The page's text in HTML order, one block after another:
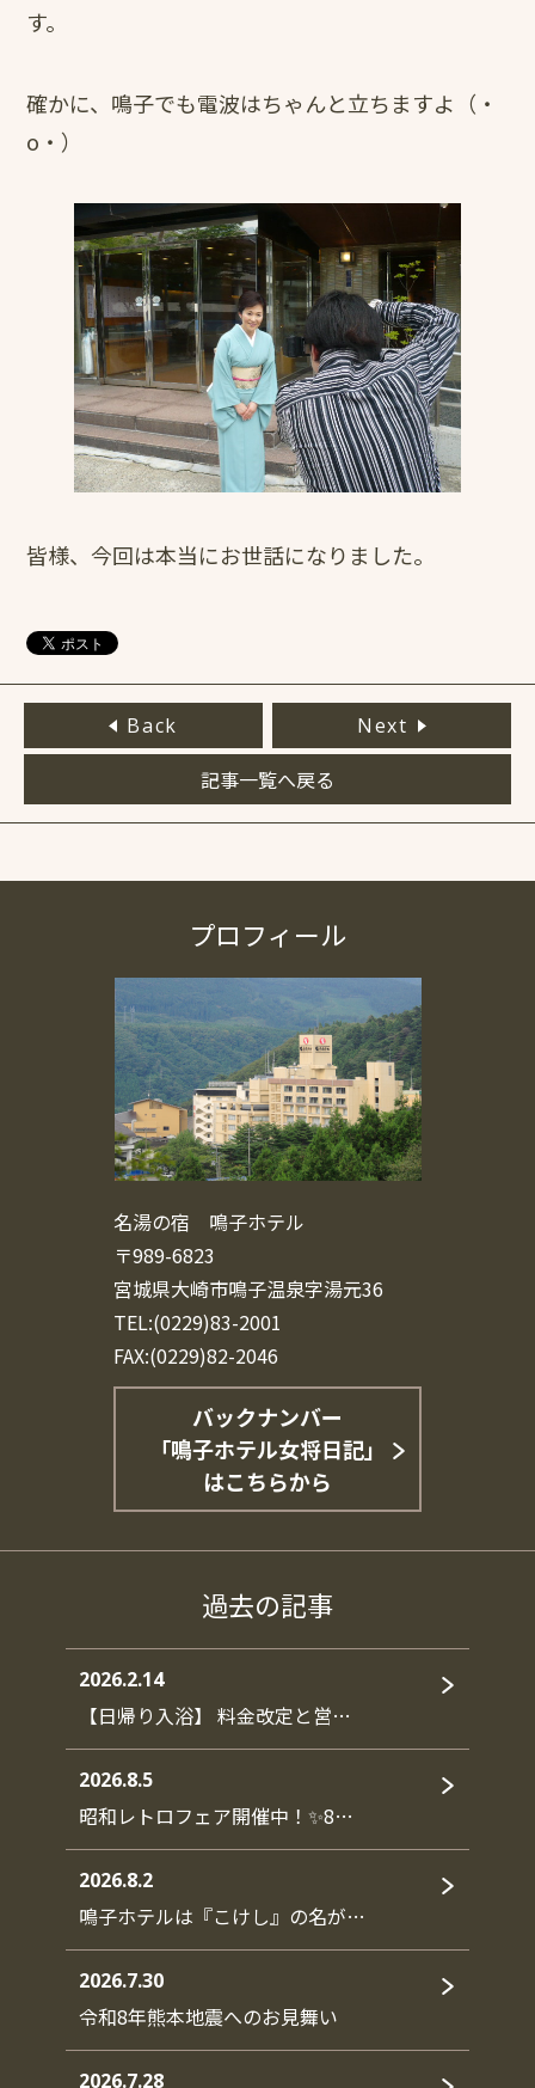
す。
確かに、鳴子でも電波はちゃんと立ちますよ（・
o・）
皆様、今回は本当にお世話になりました。
Back Next
記事一覧へ戻る
プロフィール
名湯の宿 鳴子ホテル
〒989-6823
宮城県大崎市鳴子温泉字湯元36
TEL:(0229)83-2001
FAX:(0229)82-2046
バックナンバー
「鳴子ホテル女将日記」
はこちらから
過去の記事
2026.2.14
【日帰り入浴】 料金改定と営…
2026.8.5
昭和レトロフェア開催中！✨8…
2026.8.2
鳴子ホテルは『こけし』の名が…
2026.7.30
令和8年熊本地震へのお見舞い
2026.7.28